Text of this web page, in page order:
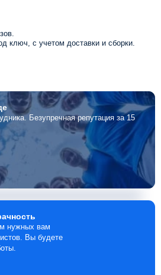
ключ, с учетом доставки и сборки.
Безупречная репутация за 15
нужных вам
Вы будете